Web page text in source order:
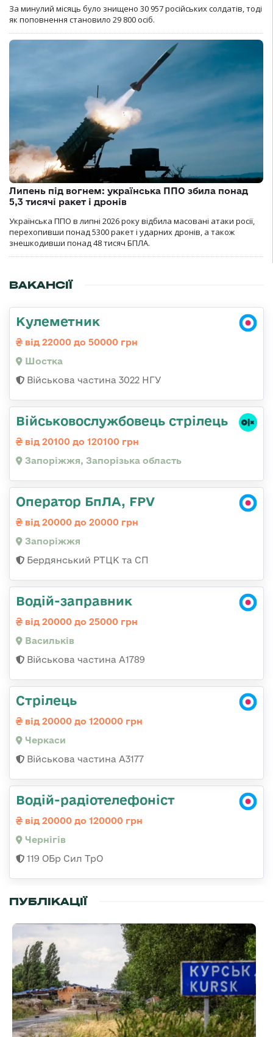
За минулий місяць було знищено 30 957 російських солдатів, тоді
як поповнення становило 29 800 осіб.
Липень під вогнем: українська ППО збила понад
5,3 тисячі ракет і дронів
Українська ППО в липні 2026 року відбила масовані атаки росії,
перехопивши понад 5300 ракет і ударних дронів, а також
знешкодивши понад 48 тисяч БПЛА.
ВАКАНСІЇ
Кулеметник
від 22000 до 50000 грн
Шостка
Військова частина 3022 НГУ
Військовослужбовець стрілець
від 20100 до 120100 грн
Запоріжжя, Запорізька область
Оператор БпЛА, FPV
від 20000 до 20000 грн
Запоріжжя
Бердянський РТЦК та СП
Водій-заправник
від 20000 до 25000 грн
Васильків
Військова частина А1789
Стрілець
від 20000 до 120000 грн
Черкаси
Військова частина А3177
Водій-радіотелефоніст
від 20000 до 120000 грн
Чернігів
119 ОБр Сил ТрО
ПУБЛІКАЦІЇ